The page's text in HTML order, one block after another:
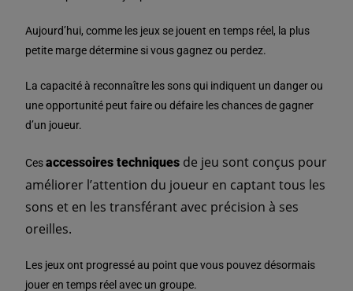
Aujourd’hui, comme les jeux se jouent en temps réel, la plus
petite marge détermine si vous gagnez ou perdez.
La capacité à reconnaître les sons qui indiquent un danger ou
une opportunité peut faire ou défaire les chances de gagner
d’un joueur.
Cesaccessoires techniques de jeu sont conçus pour
améliorer l’attention du joueur en captant tous les
sons et en les transférant avec précision à ses
oreilles.
Les jeux ont progressé au point que vous pouvez désormais
jouer en temps réel avec un groupe.